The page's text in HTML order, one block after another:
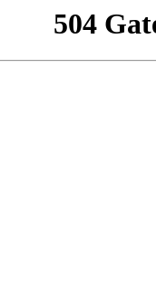
504